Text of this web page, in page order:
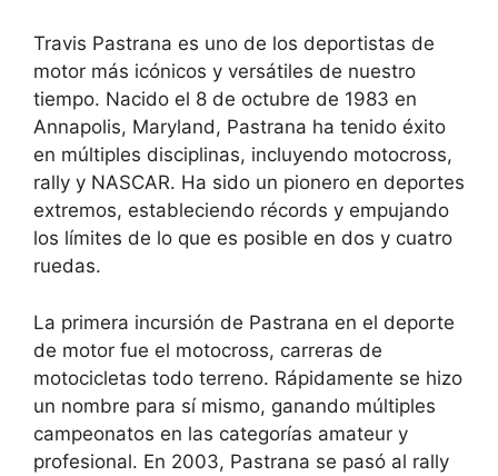
Travis Pastrana es uno de los deportistas de
motor más icónicos y versátiles de nuestro
tiempo. Nacido el 8 de octubre de 1983 en
Annapolis, Maryland, Pastrana ha tenido éxito
en múltiples disciplinas, incluyendo motocross,
rally y NASCAR. Ha sido un pionero en deportes
extremos, estableciendo récords y empujando
los límites de lo que es posible en dos y cuatro
ruedas.
La primera incursión de Pastrana en el deporte
de motor fue el motocross, carreras de
motocicletas todo terreno. Rápidamente se hizo
un nombre para sí mismo, ganando múltiples
campeonatos en las categorías amateur y
profesional. En 2003, Pastrana se pasó al rally